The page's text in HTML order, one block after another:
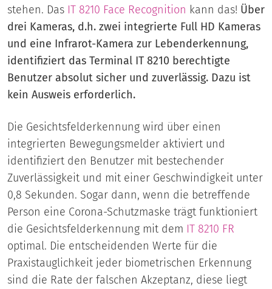
stehen. Das IT 8210 Face Recognition kann das! Über
drei Kameras, d.h. zwei integrierte Full HD Kameras
und eine Infrarot-Kamera zur Lebenderkennung,
identifiziert das Terminal IT 8210 berechtigte
Benutzer absolut sicher und zuverlässig. Dazu ist
kein Ausweis erforderlich.
Die Gesichtsfelderkennung wird über einen
integrierten Bewegungsmelder aktiviert und
identifiziert den Benutzer mit bestechender
Zuverlässigkeit und mit einer Geschwindigkeit unter
0,8 Sekunden. Sogar dann, wenn die betreffende
Person eine Corona-Schutzmaske trägt funktioniert
die Gesichtsfelderkennung mit dem IT 8210 FR
optimal. Die entscheidenden Werte für die
Praxistauglichkeit jeder biometrischen Erkennung
sind die Rate der falschen Akzeptanz, diese liegt